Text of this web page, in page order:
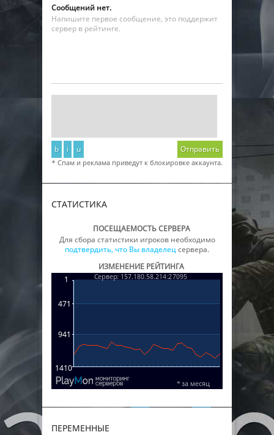
Сообщений нет.
Напишите первое сообщение, это поддержит
сервер в рейтинге.
b i u Отправить
* Спам и реклама приведут к блокировке аккаунта.
СТАТИСТИКА
ПОСЕЩАЕМОСТЬ СЕРВЕРА
Для сбора статистики игроков необходимо
подтвердить, что Вы владелецсервера.
ИЗМЕНЕНИЕ РЕЙТИНГА
ПЕРЕМЕННЫЕ